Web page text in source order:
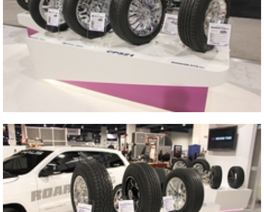
2013 SEMA SHOW
Close